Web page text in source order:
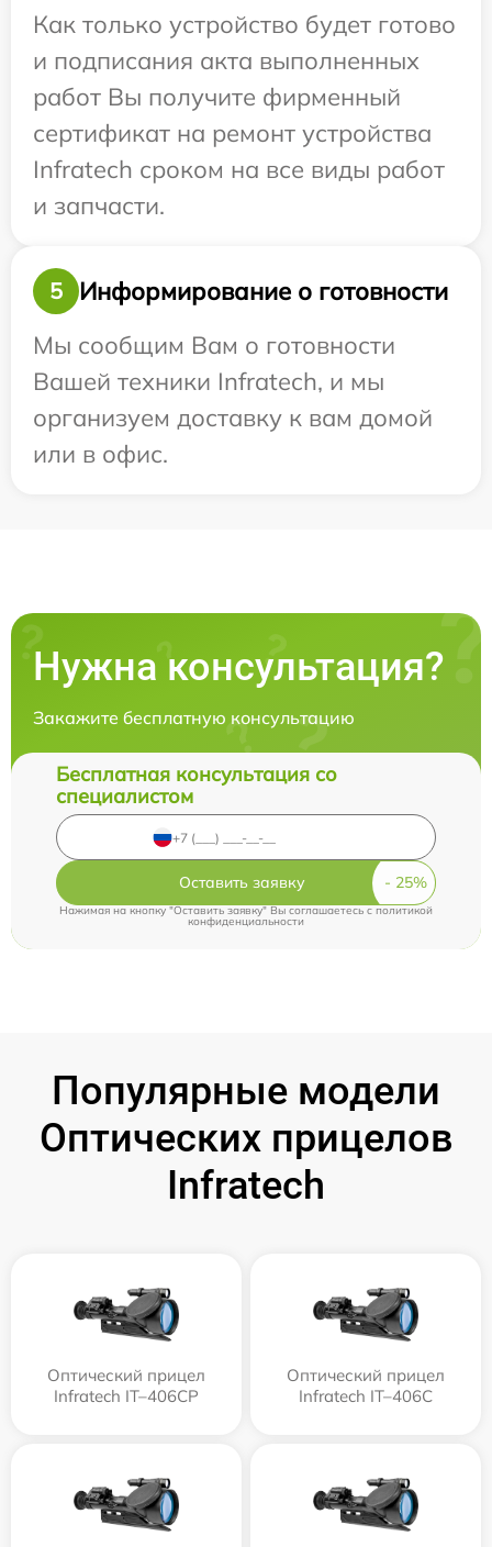
Как только устройство будет готово
и подписания акта выполненных
работ Вы получите фирменный
сертификат на ремонт устройства
Infratech сроком на все виды работ
и запчасти.
5
Информирование о готовности
Мы сообщим Вам о готовности
Вашей техники Infratech, и мы
организуем доставку к вам домой
или в офис.
Нужна консультация?
Закажите бесплатную консультацию
Бесплатная консультация со
специалистом
Оставить заявку
Нажимая на кнопку "Оставить заявку" Вы соглашаетесь c политикой
конфиденциальности
Популярные модели
Оптических прицелов
Infratech
Оптический прицел
Infratech IT–406СP
Оптический прицел
Infratech IT–406С